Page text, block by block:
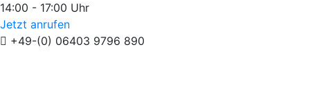
14:00 - 17:00 Uhr
Jetzt anrufen
+49-(0) 06403 9796 890